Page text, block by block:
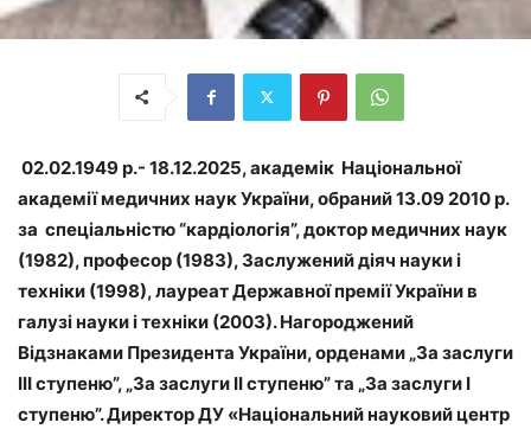
02.02.1949 р.- 18.12.2025, академік Національної
академії медичних наук України, обраний 13.09 2010 р.
за спеціальністю “кардіологія”, доктор медичних наук
(1982), професор (1983), Заслужений діяч науки і
техніки (1998), лауреат Державної премії України в
галузі науки і техніки (2003). Нагороджений
Відзнаками Президента України, орденами „За заслуги
III ступеню”, „За заслуги II ступеню” та „За заслуги I
ступеню”. Директор ДУ «Національний науковий центр